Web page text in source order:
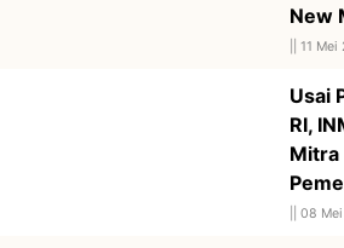
New
11 Mei
Usai
RI,
Mitra
08